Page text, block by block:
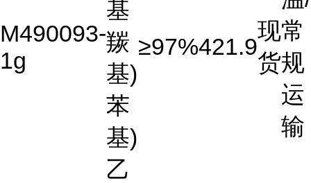
M490093-
1g
基
羰
基)
苯
基)
乙
≥97%421.9
现
货
常
规
运
输